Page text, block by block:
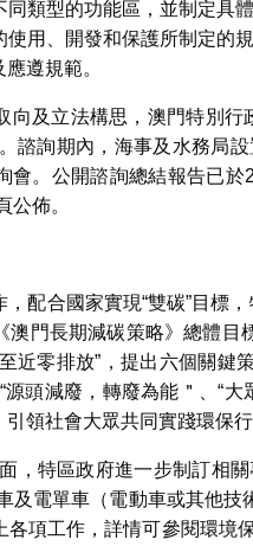
同類型的功能區，並制定具
用、開發和保護所制定的
遵規範。
向及立法構思，澳門特別行
諮詢期內，海事及水務局
會。公開諮詢總結報告已於
公佈。
配合國家實現“雙碳”目標
門長期減碳策略》總體目
近零排放”，提出六個關鍵
頭減廢，轉廢為能＂、“
領社會大眾共同實踐環保行
，特區政府進一步制訂相
及電單車（電動車或其他技
項工作，詳情可參閱環境